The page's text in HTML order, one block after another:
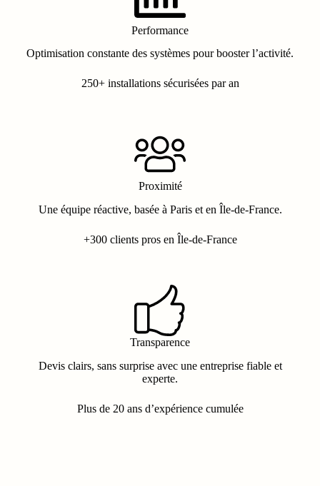
Performance
Optimisation constante des systèmes pour booster l’activité.
250+ installations sécurisées par an
Proximité
Une équipe réactive, basée à Paris et en Île-de-France.
+300 clients pros en Île-de-France
Transparence
Devis clairs, sans surprise avec une entreprise fiable et
experte.
Plus de 20 ans d’expérience cumulée